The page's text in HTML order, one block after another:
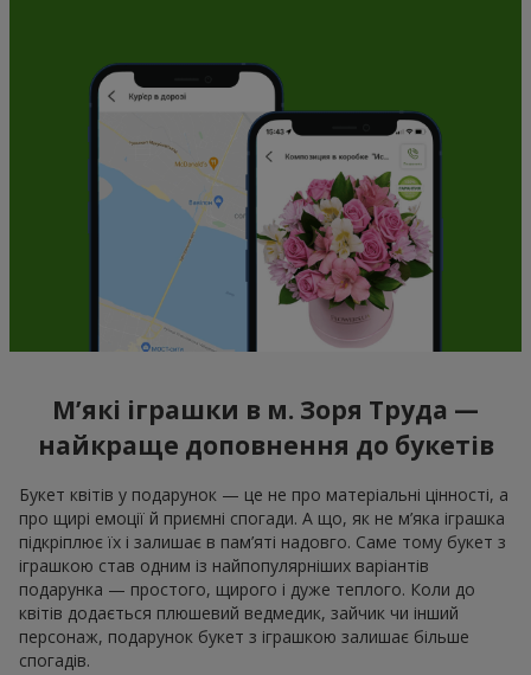
М’які іграшки в м. Зоря Труда —
найкраще доповнення до букетів
Букет квітів у подарунок — це не про матеріальні цінності, а
про щирі емоції й приємні спогади. А що, як не м’яка іграшка
підкріплює їх і залишає в пам’яті надовго. Саме тому букет з
іграшкою став одним із найпопулярніших варіантів
подарунка — простого, щирого і дуже теплого. Коли до
квітів додається плюшевий ведмедик, зайчик чи інший
персонаж, подарунок букет з іграшкою залишає більше
спогадів.